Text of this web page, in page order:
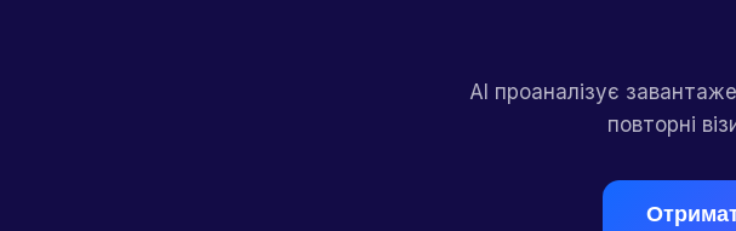
AI проаналізує
повторні